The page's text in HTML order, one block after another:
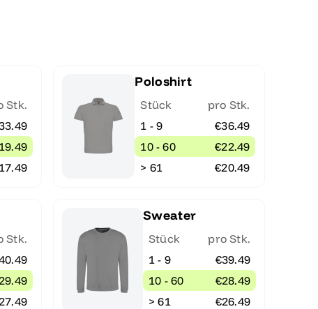
Stk.
Poloshirt
Stück
pro Stk.
1 - 9
€36.49
10 - 60
€22.49
> 61
€20.49
Stk.
Sweater
Stück
pro Stk.
1 - 9
€39.49
10 - 60
€28.49
> 61
€26.49